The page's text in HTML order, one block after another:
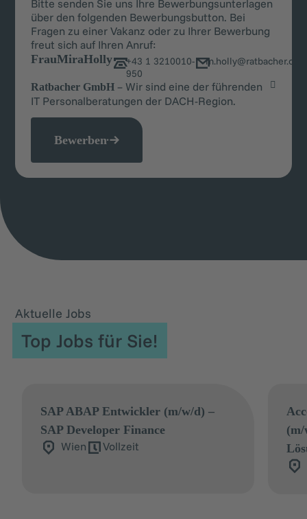
Bitte senden Sie uns Ihre Bewerbungsunterlagen
über den folgenden Bewerbungsbutton. Bei
Fragen zu einer Vakanz oder zu Ihrer Bewerbung
freut sich auf Ihren Anruf:
FrauMiraHolly
+43 1 3210010-
950
m.holly@ratbacher.com
Ratbacher GmbH– Wir sind eine der führenden
IT Personalberatungen der DACH-Region.
Bewerben
Aktuelle Jobs
Top Jobs für Sie!
SAP ABAP Entwickler (m/w/d) –
SAP Developer Finance
Wien
Vollzeit
(m/